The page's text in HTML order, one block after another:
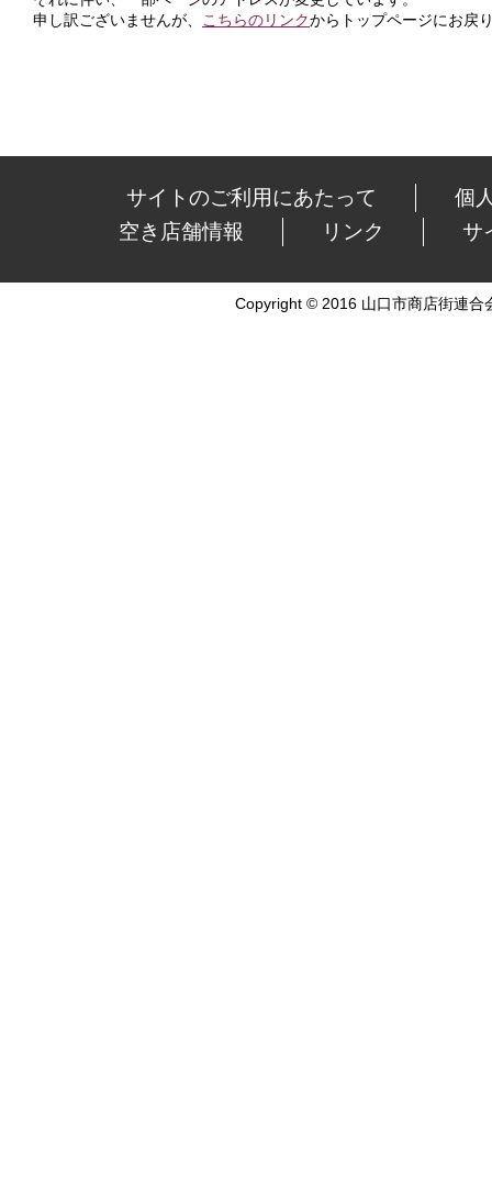
申し訳ございませんが、
こちらのリンクからトップページにお戻
サイトのご利用にあたって
個
空き店舗情報
リンク サ
Copyright © 2016 山口市商店街連合